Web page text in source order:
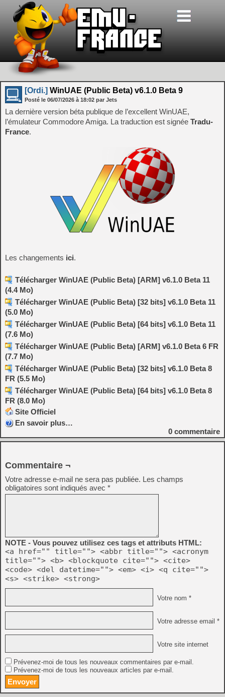
[Ordi.] WinUAE (Public Beta) v6.1.0 Beta 9
Posté le 06/07/2026 à 18:02 par Jets
La dernière version béta publique de l’excellent WinUAE,
l’émulateur Commodore Amiga. La traduction est signée Tradu-
France.
Les changements ici.
Télécharger WinUAE (Public Beta) [ARM] v6.1.0 Beta 11
(4.4 Mo)
Télécharger WinUAE (Public Beta) [32 bits] v6.1.0 Beta 11
(5.0 Mo)
Télécharger WinUAE (Public Beta) [64 bits] v6.1.0 Beta 11
(7.6 Mo)
Télécharger WinUAE (Public Beta) [ARM] v6.1.0 Beta 6 FR
(7.7 Mo)
Télécharger WinUAE (Public Beta) [32 bits] v6.1.0 Beta 8
FR (5.5 Mo)
Télécharger WinUAE (Public Beta) [64 bits] v6.1.0 Beta 8
FR (8.0 Mo)
Site Officiel
En savoir plus…
0 commentaire
Commentaire ¬
Votre adresse e-mail ne sera pas publiée. Les champs
obligatoires sont indiqués avec *
NOTE - Vous pouvez utilisez ces tags et attributs HTML:
<a href="" title=""> <abbr title=""> <acronym
title=""> <b> <blockquote cite=""> <cite>
<code> <del datetime=""> <em> <i> <q cite="">
<s> <strike> <strong>
Votre nom *
Votre adresse email *
Votre site internet
Prévenez-moi de tous les nouveaux commentaires par e-mail.
Prévenez-moi de tous les nouveaux articles par e-mail.